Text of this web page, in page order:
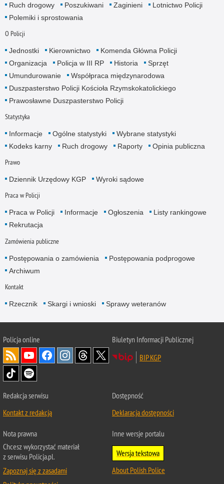
Ruch drogowy
Poszukiwani Zaginieni
Lotnictwo Policji
Polemiki i sprostowania
O Policji
Jednostki Kierownictwo
Komenda Główna Policji
Organizacja
Policja w III RP Historia
Sprzęt
Umundurowanie
Współpraca międzynarodowa
Duszpasterstwo Policji Kościoła Rzymskokatolickiego
Prawosławne Duszpasterstwo Policji
Statystyka
Informacje Ogólne statystyki
Wybrane statystyki
Kodeks karny
Ruch drogowy Raporty Opinia publiczna
Prawo
Dziennik Urzędowy KGP Wyroki sądowe
Praca w Policji
Praca w Policji Informacje Ogłoszenia
Listy rankingowe
Rekrutacja
Zamówienia publiczne
Postępowania o zamówienia
Postępowania podprogowe
Archiwum
Kontakt
Rzecznik Skargi i wnioski Sprawy weteranów
Policjaonline
Biuletyn Informacji Publicznej
BIP KGP
Redakcja serwisu
Kontakt z redakcją
Dostępność
Deklaracja dostępności
Nota prawna
Chcesz wykorzystać materiał
z serwisu Policja.pl.
Zapoznaj się z zasadami
Inne wersje portalu
Wersja tekstowa
About Polish Police